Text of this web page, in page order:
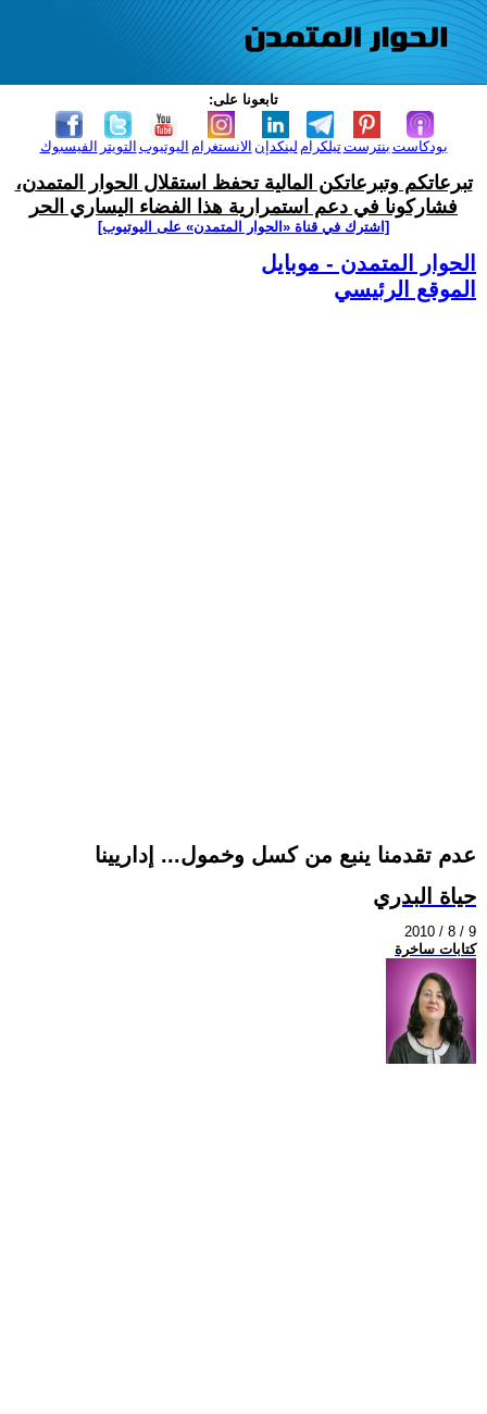
تابعونا على:
الفيسبوك التويتر اليوتيوب الانستغرام لينكدإن تيلكرامبنترست بودكاست
تبرعاتكم وتبرعاتكن المالية تحفظ استقلال الحوار المتمدن،
فشاركونا في دعم استمرارية هذا الفضاء اليساري الحر
[اشترك في قناة ‫«الحوار المتمدن» على اليوتيوب]
الحوار المتمدن - موبايل
الموقع الرئيسي
عدم تقدمنا ينبع من كسل وخمول... إداريينا
حياة البدري
2010 / 8 / 9
كتابات ساخرة